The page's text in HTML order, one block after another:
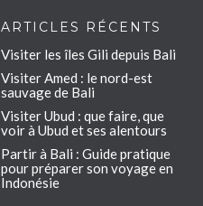
ARTICLES RÉCENTS
Visiter les îles Gili depuis Bali
Visiter Amed : le nord-est
sauvage de Bali
Visiter Ubud : que faire, que
voir à Ubud et ses alentours
Partir à Bali : Guide pratique
pour préparer son voyage en
Indonésie